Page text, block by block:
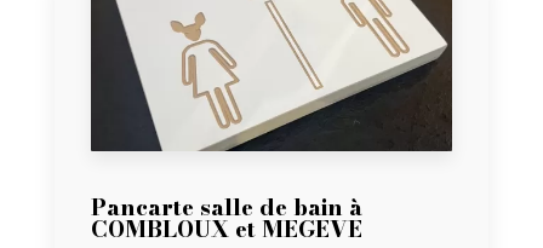
Pancarte salle de bain à
COMBLOUX et MEGEVE